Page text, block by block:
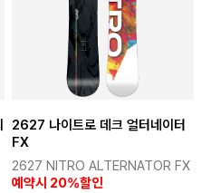
2627 나이트로 데크 얼터네이터
FX
2627 NITRO ALTERNATOR FX
예약시 20%할인